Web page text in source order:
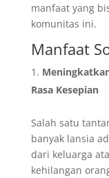
manfaat yang
komunitas ini.
Manfaat
Rasa Kesepian
Salah satu
banyak lansia
dari keluarga
kehilangan